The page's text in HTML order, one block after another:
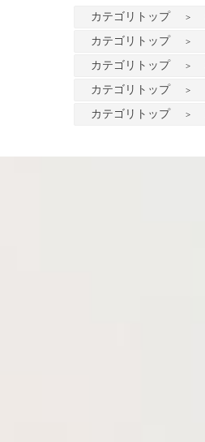
カテゴリトップ >
カテゴリトップ
>
カテゴリトップ
>
カテゴリトップ
>
カテゴリトップ
>